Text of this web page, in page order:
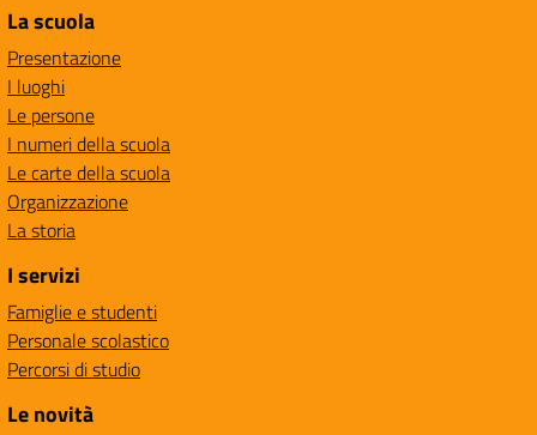
La scuola
Presentazione
I luoghi
Le persone
I numeri della scuola
Le carte della scuola
Organizzazione
La storia
I servizi
Famiglie e studenti
Personale scolastico
Percorsi di studio
Le novità